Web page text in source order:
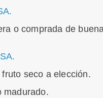
o comprada de
seco a elección.
madurado.